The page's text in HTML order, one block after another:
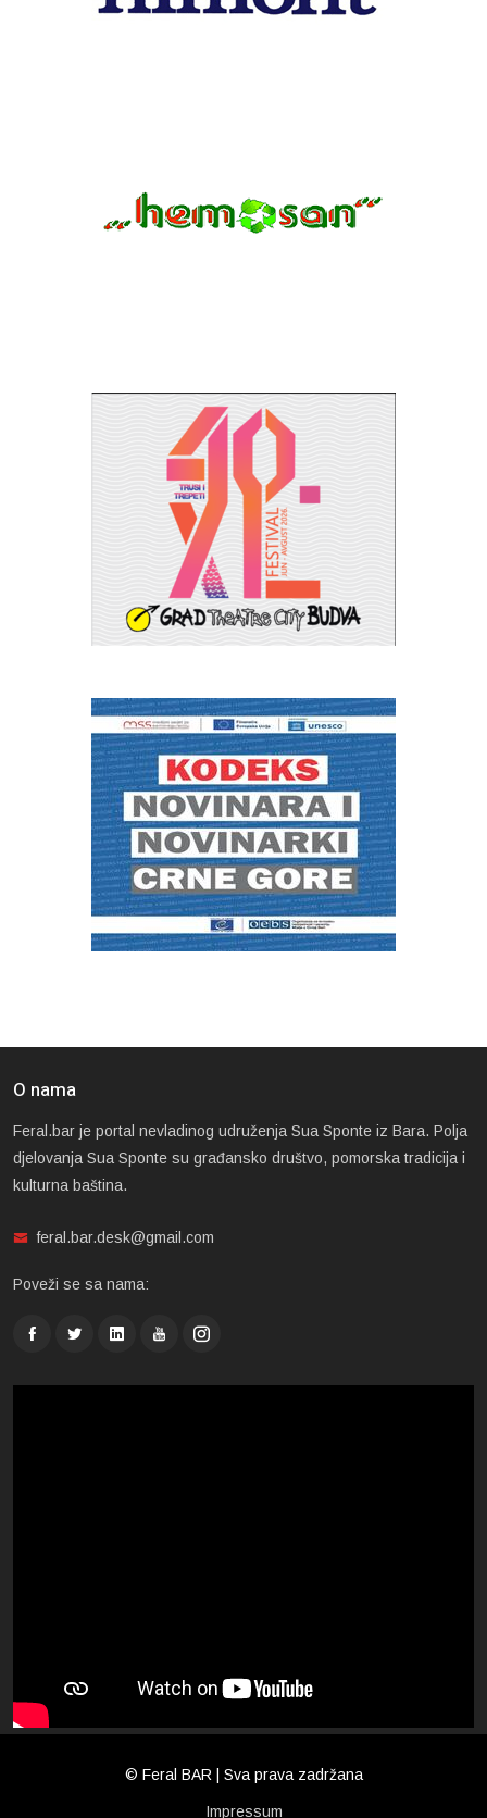
O nama
Feral.bar je portal nevladinog udruženja Sua Sponte iz Bara. Polja
djelovanja Sua Sponte su građansko društvo, pomorska tradicija i
kulturna baština.
feral.bar.desk@gmail.com
Poveži se sa nama:
© Feral BAR | Sva prava zadržana
Impressum